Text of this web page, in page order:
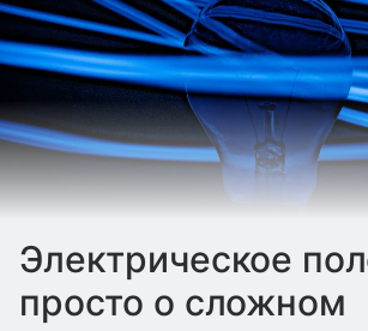
Электрическое
просто о сложном